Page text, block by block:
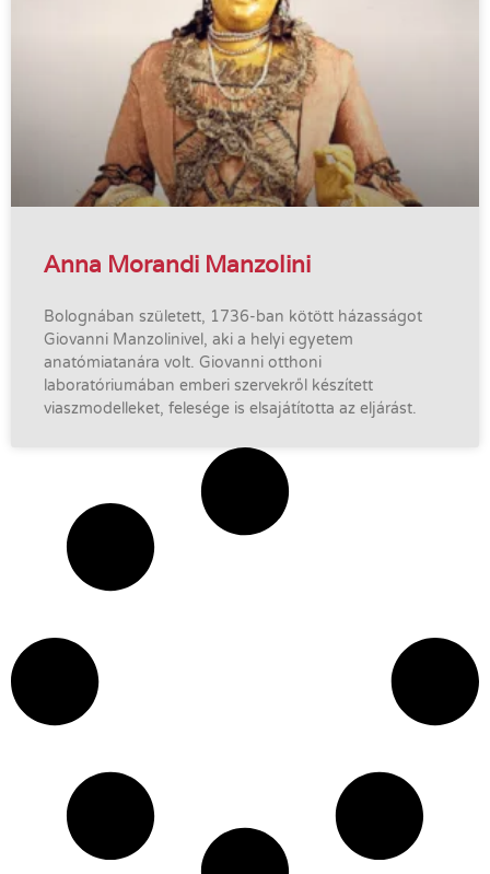
Anna Morandi Manzolini
Bolognában született, 1736-ban kötött házasságot
Giovanni Manzolinivel, aki a helyi egyetem
anatómiatanára volt. Giovanni otthoni
laboratóriumában emberi szervekről készített
viaszmodelleket, felesége is elsajátította az eljárást.